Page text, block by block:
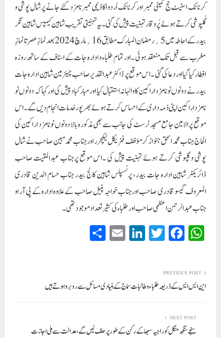
کرناٹک اسٹیٹ حج کمیٹی ممبر اور کرناٹک اُردو اکاڈیمی ممبر نامزد کئے جانے پر شال پوشی و
گُلپوشی کرتے ہوئے پُر وقار تہنیت پیش کی گئی ۔یہ تہنیتی تقریب شاہین کیمپس شاہین نگر
بیدر کے احاطہ میں5؍رمضان المبارک مطابق16؍مارچ2024 بعد نمازِ عصر تا نمازِ
مغرب سے قبل تک منعقد ہوئی ۔اور تمام طلباء و ادارہ جات کے اسٹاف کے ساتھ روزہ
افطار کیا گیا اور دعا کی گئی ۔اس موقع پر ڈاکٹر عبدالقدیر صاحب چیئرمین شاہین ادارہ جات
بیدر نے دونوں نو نامزد اراکین کا والہانہ استقبال کیا اور مبارکباد پیش کی اور کہا کہ دونوں نو
نامزد اراکین اپنی ذمہ داری کے احساس کرتے ہوئے بھرپور خدمات انجام دیں گے۔اس
موقع پرالامین جامع مسجد ٹرسٹ کی جانب سے بھی مذکورہ بالا دونوں نونامزد اراکین کی
الحاج جناب محمد اسحق جنواڑ کر مؤظف فزیکل لیکچرر اور جناب محمد مبین صاحب نے شال
پوشی و گلپوشی کرتے ہوئے تہنیت پیش کی ۔اس موقع پرجناب عبدالمقیت صاحب
ڈائریکٹر شاہین ادارہ جات بیدر، پرنسپلس شاہین کالج بیدر جناب حسام الدین قادری
المعروف گیسو قادری صاحب اورجناب خواجہ پٹیل صاحب کے علاوہ ادارہ کے پی آر او
جناب عبدالرحمن اعظمی صاحب اور طلباء کی کثیر تعداد موجود تھی۔
W
ha
A
pp
Fa
ce
ok
T
wi
r
Li
nk
In
E
m
PREVIOUS POST
این ایس ایس کے ذریعہ طلباء و طالبات سماج کے بنیادی مسائل سے روبرو ہوتے ہیں
NEXT POST
سنجے سنگھ منگل کو راجیہ سبھا کے رکن کے طور پر حلف لیں گے، عدالت سے ملی اجازت